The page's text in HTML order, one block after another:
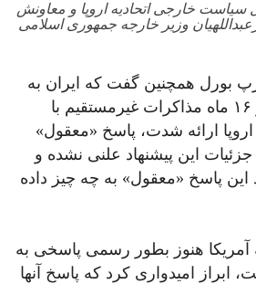
خارجی اتحادیه اروپا و معاونش
وزیر خارجه جمهوری اسلامی
بورل همچنین گفت که ایران به
این پیشنهاد که پس از ۱۶ ماه مذاکرات غیرمستقیم با
اروپا ارائه شدت، پاسخ «معقول»
این پیشنهاد علنی نشده و
این پاسخ «معقول» به چه چیز داده
آمریکا هنوز بطور رسمی پاسخی به
ابراز امیدواری کرد که پاسخ آنها